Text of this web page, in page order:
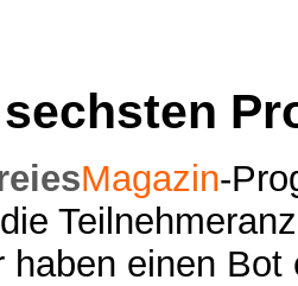
Magazin-
haben einen